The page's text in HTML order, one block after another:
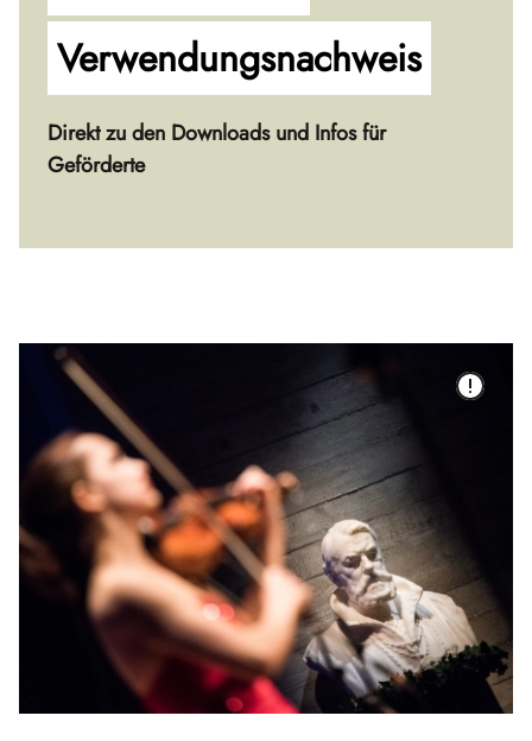
Verwendungs­nachweis
Direkt zu den Downloads und Infos für
Geförderte